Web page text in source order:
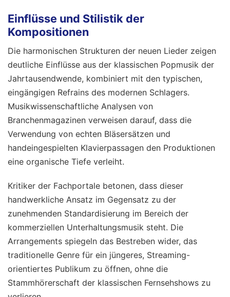
Einflüsse und Stilistik der
Kompositionen
Die harmonischen Strukturen der neuen Lieder zeigen
deutliche Einflüsse aus der klassischen Popmusik der
Jahrtausendwende, kombiniert mit den typischen,
eingängigen Refrains des modernen Schlagers.
Musikwissenschaftliche Analysen von
Branchenmagazinen verweisen darauf, dass die
Verwendung von echten Bläsersätzen und
handeingespielten Klavierpassagen den Produktionen
eine organische Tiefe verleiht.
Kritiker der Fachportale betonen, dass dieser
handwerkliche Ansatz im Gegensatz zu der
zunehmenden Standardisierung im Bereich der
kommerziellen Unterhaltungsmusik steht. Die
Arrangements spiegeln das Bestreben wider, das
traditionelle Genre für ein jüngeres, Streaming-
orientiertes Publikum zu öffnen, ohne die
Stammhörerschaft der klassischen Fernsehshows zu